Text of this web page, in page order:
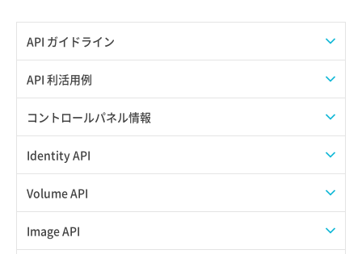
API ガイドライン
APIのご利用について
API 利活用例
APIでAPIサブユーザーを作成する
APIでVPSにISOイメージを挿入する
APIでVPSを作成する
コントロールパネル情報
APIユーザーを作成する
API情報を確認する
Identity API
Credential一覧取得
Credential作成
Volume API
スナップショット一覧取得
Image API